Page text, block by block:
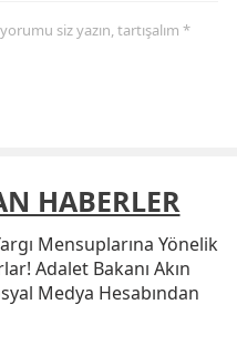
siz yazın, tartışalım *
HABERLER
Mensuplarına Yönelik
Adalet Bakanı Akın
Medya Hesabından